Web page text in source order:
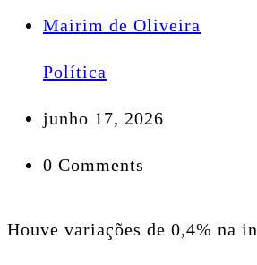
Mairim de Oliveira
Política
junho 17, 2026
0 Comments
Houve variações de 0,4% na